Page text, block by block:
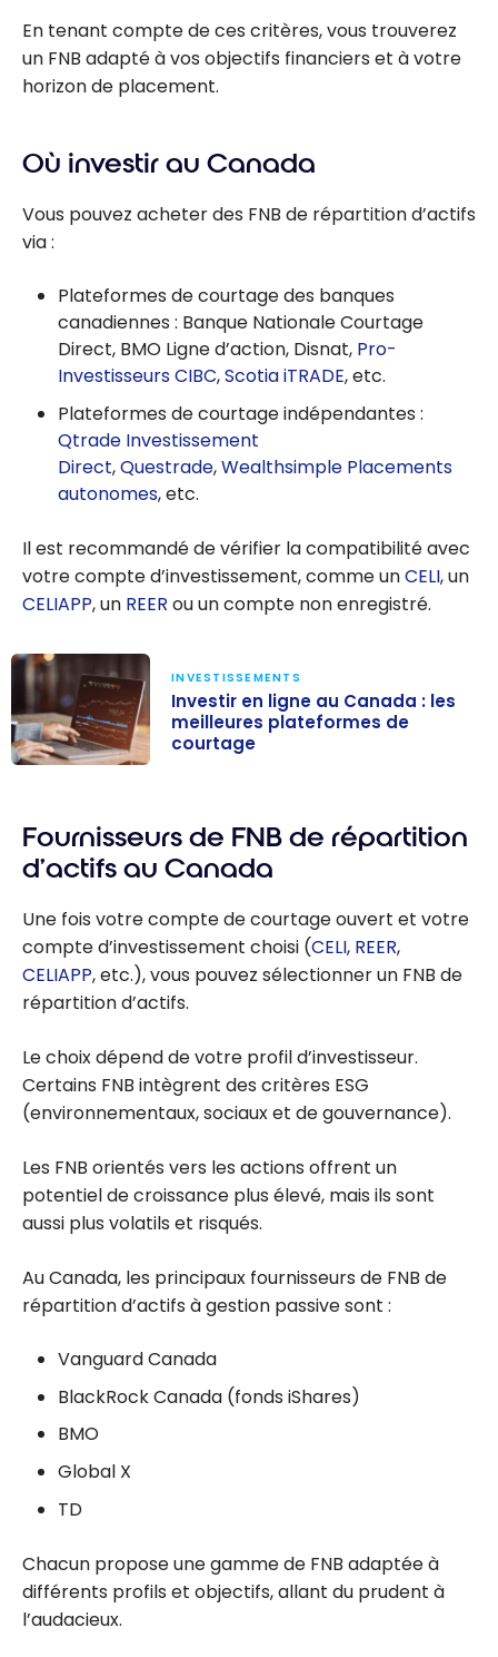
En tenant compte de ces critères, vous trouverez
un FNB adapté à vos objectifs financiers et à votre
horizon de placement.
Où investir au Canada
Vous pouvez acheter des FNB de répartition d’actifs
via :
Plateformes de courtage des banques
canadiennes : Banque Nationale Courtage
Direct, BMO Ligne d’action, Disnat, Pro-
Investisseurs CIBC,Scotia iTRADE, etc.
Plateformes de courtage indépendantes :
Qtrade Investissement
Direct,Questrade,Wealthsimple Placements
autonomes, etc.
Il est recommandé de vérifier la compatibilité avec
votre compte d’investissement, comme unCELI, un
CELIAPP, un REER ou un compte non enregistré.
meilleures
plateformes de
INVESTISSEMENTS
Investir en ligne au Canada : les
meilleures plateformes de
courtage
Fournisseurs de FNB de répartition
d’actifs au Canada
Une fois votre compte de courtage ouvert et votre
compte d’investissement choisi (CELI, REER,
CELIAPP, etc.), vous pouvez sélectionner un FNB de
répartition d’actifs.
Le choix dépend de votre profil d’investisseur.
Certains FNB intègrent des critères ESG
(environnementaux, sociaux et de gouvernance).
Les FNB orientés vers les actions offrent un
potentiel de croissance plus élevé, mais ils sont
aussi plus volatils et risqués.
Au Canada, les principaux fournisseurs de FNB de
répartition d’actifs à gestion passive sont :
Vanguard Canada
BlackRock Canada (fonds iShares)
BMO
Global X
TD
Chacun propose une gamme de FNB adaptée à
différents profils et objectifs, allant du prudent à
l’audacieux.